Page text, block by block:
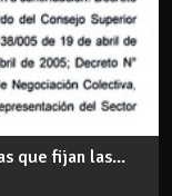
que fijan las...